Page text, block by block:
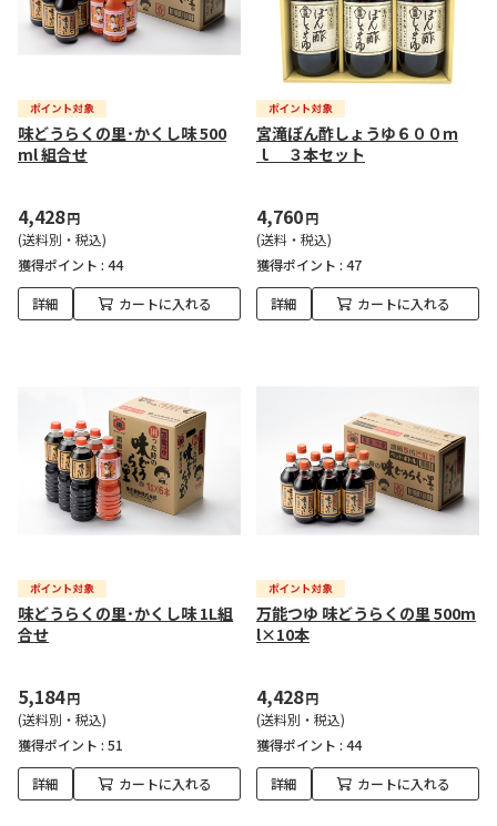
味どうらくの里･かくし味 500
ml 組合せ
4,428円
(送料別・税込)
獲得ポイント : 44
詳細 カートに入れる
宮滝ぽん酢しょうゆ６００ｍ
ｌ ３本セット
4,760円
(送料・税込)
獲得ポイント : 47
詳細 カートに入れる
味どうらくの里･かくし味 1L組
合せ
5,184円
(送料別・税込)
獲得ポイント : 51
詳細 カートに入れる
万能つゆ 味どうらくの里 500m
l×10本
4,428円
(送料別・税込)
獲得ポイント : 44
詳細 カートに入れる